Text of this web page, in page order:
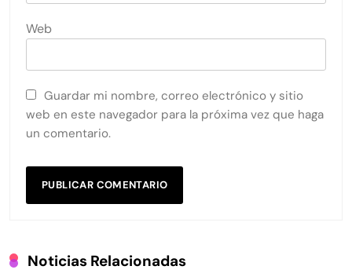
Web
Guardar mi nombre, correo electrónico y sitio
web en este navegador para la próxima vez que haga
un comentario.
Noticias Relacionadas